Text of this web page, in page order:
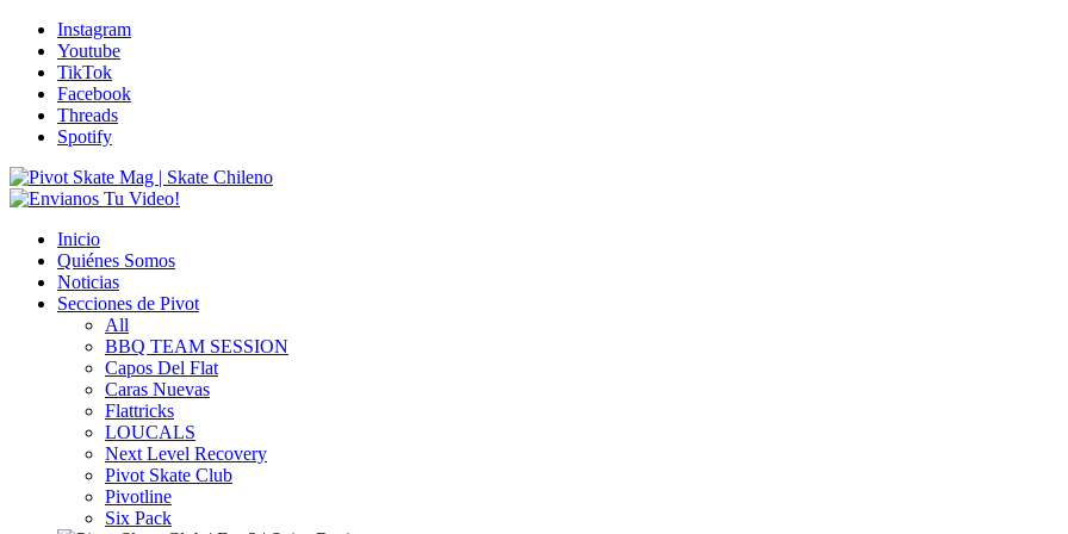
Instagram
Youtube
TikTok
Facebook
Threads
Spotify
Inicio
Quiénes Somos
Noticias
Secciones de Pivot
All
BBQ TEAM SESSION
Capos Del Flat
Caras Nuevas
Flattricks
LOUCALS
Next Level Recovery
Pivot Skate Club
Pivotline
Six Pack